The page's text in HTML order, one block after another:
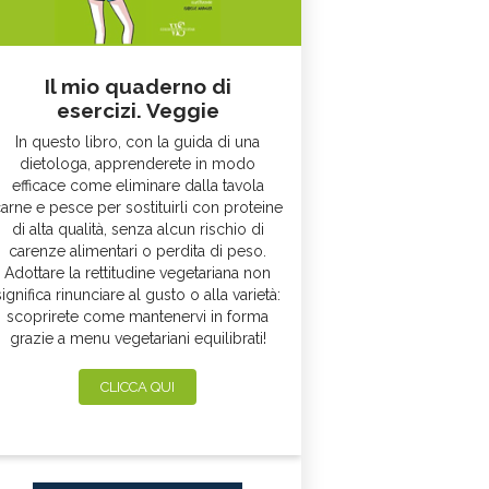
Il mio quaderno di
esercizi. Veggie
In questo libro, con la guida di una
dietologa, apprenderete in modo
efficace come eliminare dalla tavola
e pesce per sostituirli con proteine
di alta qualità, senza alcun rischio di
carenze alimentari o perdita di peso.
Adottare la rettitudine vegetariana non
rinunciare al gusto o alla varietà:
scoprirete come mantenervi in forma
grazie a menu vegetariani equilibrati!
CLICCA QUI